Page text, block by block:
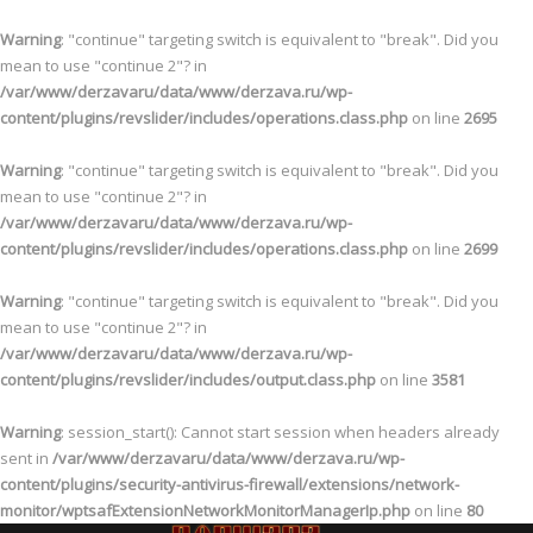
Warning: "continue" targeting switch is equivalent to "break". Did you
mean to use "continue 2"? in
/var/www/derzavaru/data/www/derzava.ru/wp-
content/plugins/revslider/includes/operations.class.php on line 2695
Warning: "continue" targeting switch is equivalent to "break". Did you
mean to use "continue 2"? in
/var/www/derzavaru/data/www/derzava.ru/wp-
content/plugins/revslider/includes/operations.class.php on line 2699
Warning: "continue" targeting switch is equivalent to "break". Did you
mean to use "continue 2"? in
/var/www/derzavaru/data/www/derzava.ru/wp-
content/plugins/revslider/includes/output.class.php on line 3581
Warning: session_start(): Cannot start session when headers already
sent in /var/www/derzavaru/data/www/derzava.ru/wp-
content/plugins/security-antivirus-firewall/extensions/network-
monitor/wptsafExtensionNetworkMonitorManagerIp.php on line 80